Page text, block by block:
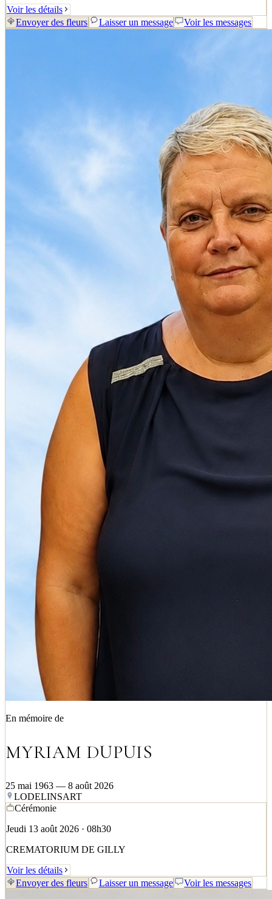
Voir les détails
Envoyer des fleurs
Laisser un message Voir les messages
En mémoire de
MYRIAM DUPUIS
25 mai 1963 — 8 août 2026
LODELINSART
Cérémonie
Jeudi 13 août 2026 · 08h30
CREMATORIUM DE GILLY
Voir les détails
Envoyer des fleurs
Laisser un message Voir les messages